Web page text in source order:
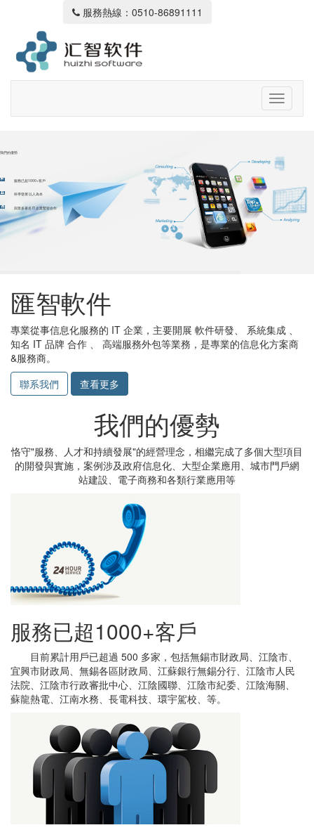
服務熱線：0510-86891111
我們的優勢
服務已超1000+客戶
科學發展 以人為本
與眾多著名 IT 企業緊密合作
匯智軟件
專業從事信息化服務的 IT 企業，主要開展 軟件研發、 系統集成 、
知名 IT 品牌 合作 、 高端服務外包等業務，是專業的信息化方案商
&服務商。
聯系我們
查看更多
我們的優勢
恪守"服務、人才和持續發展"的經營理念，相繼完成了多個大型項目
的開發與實施，案例涉及政府信息化、大型企業應用、城市門戶網
站建設、電子商務和各類行業應用等
服務已超1000+客戶
目前累計用戶已超過 500 多家，包括無錫市財政局、江陰市、
宜興市財政局、無錫各區財政局、江蘇銀行無錫分行、江陰市人民
法院、江陰市行政審批中心、江陰國聯、江陰市紀委、江陰海關、
蘇龍熱電、江南水務、長電科技、環宇駕校、等。